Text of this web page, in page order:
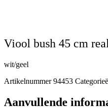
viool bush 45 cm
wit/geel
Artikelnummer94453
Aanvullende